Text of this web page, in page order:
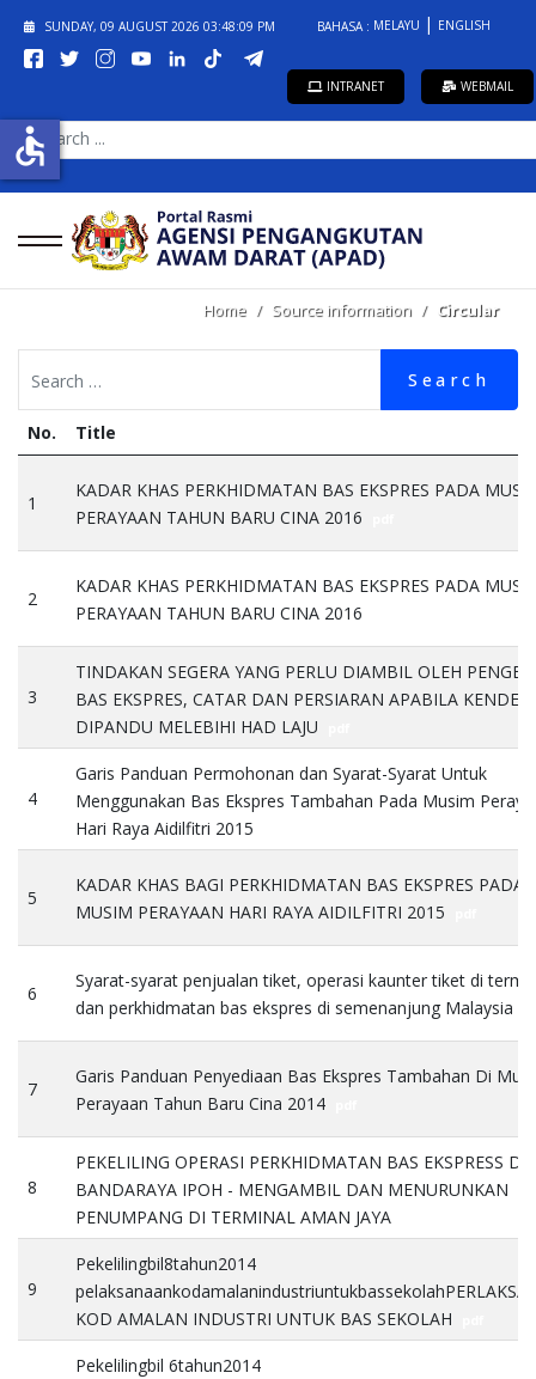
SUNDAY, 09 AUGUST 2026 03:48:09 PM BAHASA : MELAYU ENGLISH
INTRANET WEBMAIL
SEARCH
...
Home Source information Circular
Search
No. Title
1
KADAR KHAS PERKHIDMATAN BAS EKSPRES PADA
PERAYAAN TAHUN BARU CINA 2016
2
KADAR KHAS PERKHIDMATAN BAS EKSPRES PADA
PERAYAAN TAHUN BARU CINA 2016
3
TINDAKAN SEGERA YANG PERLU DIAMBIL OLEH
BAS EKSPRES, CATAR DAN PERSIARAN APABILA
DIPANDU MELEBIHI HAD LAJU
4
Garis Panduan Permohonan dan Syarat-Syarat Untuk
Menggunakan Bas Ekspres Tambahan Pada Musim
Hari Raya Aidilfitri 2015
5
KADAR KHAS BAGI PERKHIDMATAN BAS EKSPRES PADA
MUSIM PERAYAAN HARI RAYA AIDILFITRI 2015
6
Syarat-syarat penjualan tiket, operasi kaunter tiket di
dan perkhidmatan bas ekspres di semenanjung Malaysia
7
Garis Panduan Penyediaan Bas Ekspres Tambahan Di
Perayaan Tahun Baru Cina 2014
8
PEKELILING OPERASI PERKHIDMATAN BAS EKSPRESS DI
BANDARAYA IPOH - MENGAMBIL DAN MENURUNKAN
PENUMPANG DI TERMINAL AMAN JAYA
9
Pekelilingbil8tahun2014
KOD AMALAN INDUSTRI UNTUK BAS SEKOLAH
Pekelilingbil 6tahun2014
accessible